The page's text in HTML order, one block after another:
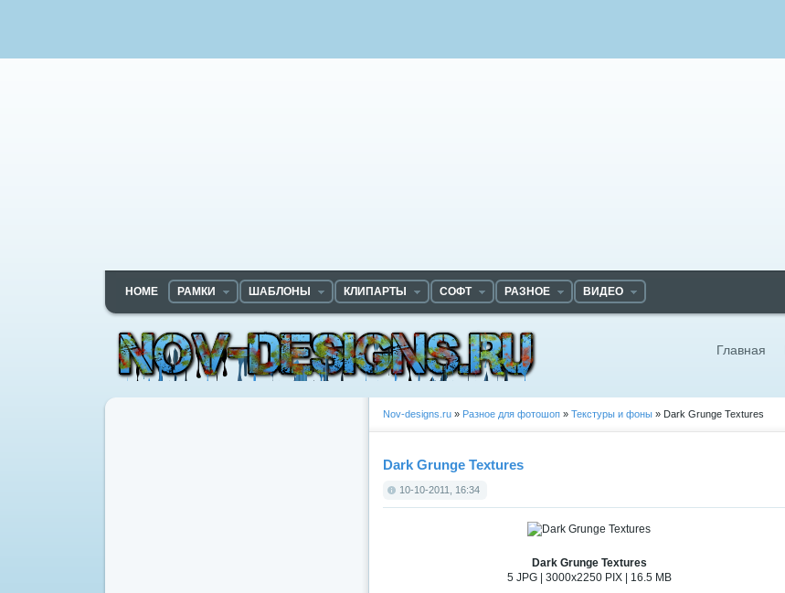
HOME РАМКИ ШАБЛОНЫ КЛИПАРТЫ СОФТ РАЗНОЕ ВИДЕО
Главная
Nov-designs.ru » Разное для фотошоп » Текстуры и фоны » Dark Grunge Textures
Dark Grunge Textures
10-10-2011, 16:34
Dark Grunge Textures
5 JPG | 3000x2250 PIX | 16.5 MB